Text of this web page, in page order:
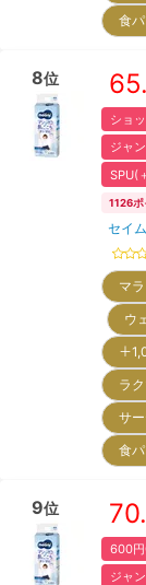
食
8位
ショ
ジャ
SPU(
1126ポ
セイ
マ
ウ
＋
ラ
サ
食
9位
600
ジャ